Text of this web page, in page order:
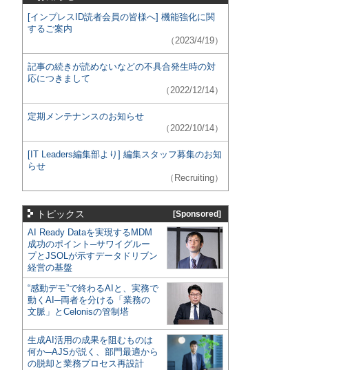
[インプレスID読者会員の皆様へ] 機能強化に関
するご案内
（2023/4/19）
記事の続きが読めないなどの不具合発生時の対
応につきまして
（2022/12/14）
定期メンテナンスのお知らせ
（2022/10/14）
[IT Leaders編集部より] 編集スタッフ募集のお知
らせ
（Recruiting）
トピックス [Sponsored]
AI Ready Dataを実現するMDM
成功のポイント─サワイグルー
プとJSOLが示すデータドリブン
経営の基盤
“感動デモ”で終わるAIと、実務で
動くAI─両者を分ける「業務の
文脈」とCelonisの管制塔
生成AI活用の成果を阻むものは
何か─AJSが説く、部門最適から
の脱却と業務プロセス再設計